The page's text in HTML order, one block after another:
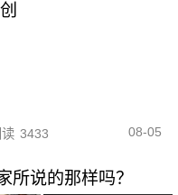
3433 08-05
所说的那样吗？